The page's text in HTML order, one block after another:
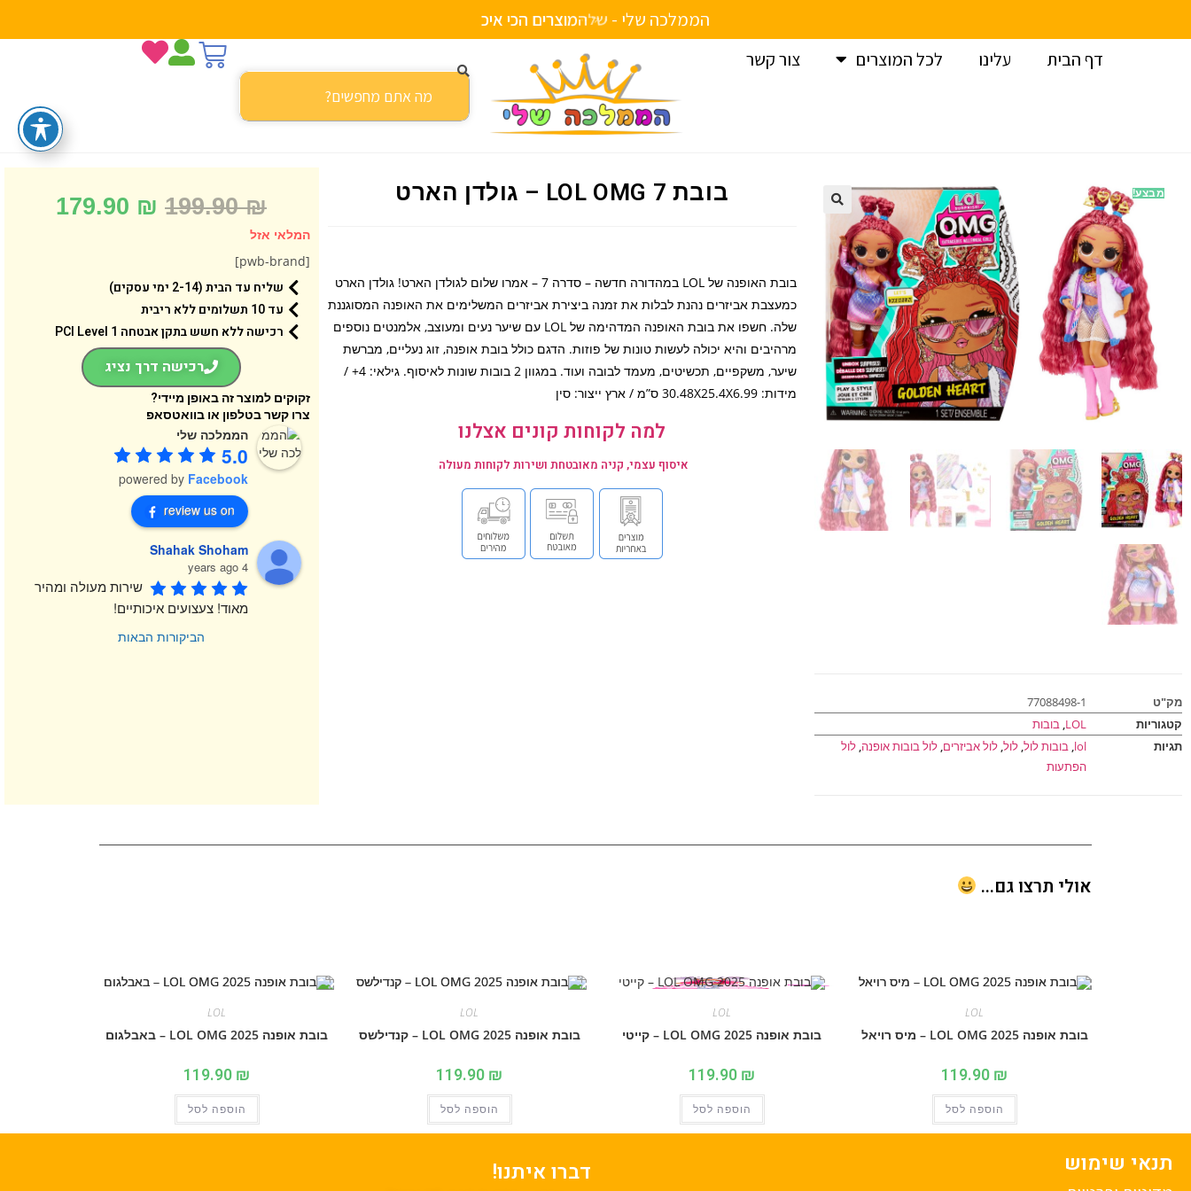
הממלכה שלי -שליחעד הבית
דף הבית עלינו לכל המוצרים צור קשר
מבצע!
מק"ט
77088498-1
קטגוריות
LOL
, בובות
תגיות
lol
, בובות לול, לול, לול אביזרים, לול בובות אופנה, לול
הפתעות
בובת 7 LOL OMG – גולדן הארט
בובת האופנה של LOL במהדורה חדשה – סדרה 7 – אמרו שלום לגולדן הארט! גולדן הארט
כמעצבת אביזרים נהנת לבלות את זמנה ביצירת אביזרים המשלימים את האופנה המסוגננת
שלה. חשפו את בובת האופנה המדהימה של LOL עם שיער נעים ומעוצב, אלמנטים נוספים
מרהיבים והיא יכולה לעשות טונות של פוזות. הדגם כולל בובת אופנה, זוג נעליים, מברשת
שיער, משקפיים, תכשיטים, מעמד לבובה ועוד. במגוון 2 בובות שונות לאיסוף. גילאי: 4+ /
מידות: 30.48X25.4X6.99 ס”מ / ארץ ייצור: סין
למה לקוחות קונים אצלנו
איסוף עצמי, קניה מאובטחת ושירות לקוחות מעולה
199.90₪
179.90 ₪
המלאי אזל
[pwb-brand]
שליח עד הבית (2-14 ימי עסקים)
עד 10 תשלומים ללא ריבית
רכישה ללא חשש בתקן אבטחה 1 PCI Level
רכישה דרך נציג
זקוקים למוצר זה באופן מיידי?
צרו קשר בטלפון או בוואטסאפ
הממלכה שלי
5.0
powered by Facebook
review us on
Shahak Shoham
4 years ago
מאוד! צעצועים איכותיים!
הביקורות הבאות
אולי תרצו גם...
LOL
בובת אופנה 2025 LOL OMG – מיס רויאל
119.90₪
הוספה לסל
LOL
בובת אופנה 2025 LOL OMG – קייטי
119.90₪
הוספה לסל
LOL
בובת אופנה 2025 LOL OMG – קנדילשס
119.90₪
הוספה לסל
LOL
בובת אופנה 2025 LOL OMG – באבלגום
119.90₪
הוספה לסל
תנאי שימוש דברו איתנו!